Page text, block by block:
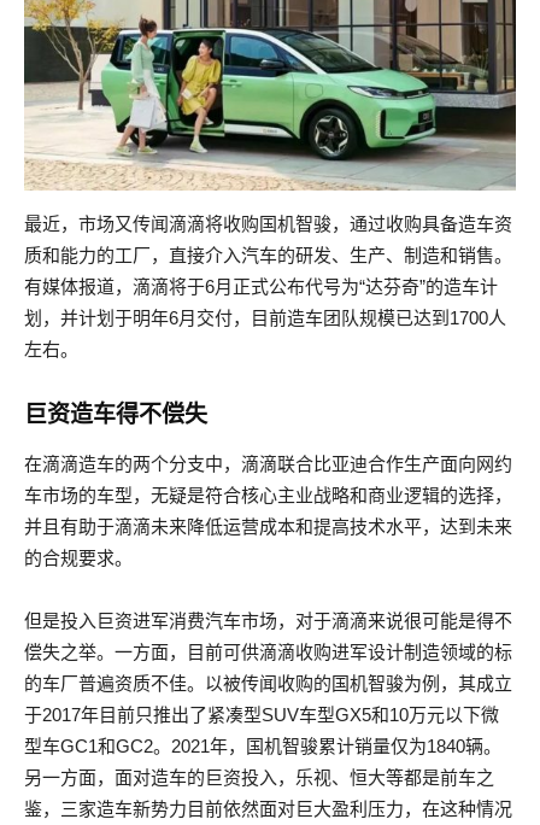
最近，市场又传闻滴滴将收购国机智骏，通过收购具备造车资
质和能力的工厂，直接介入汽车的研发、生产、制造和销售。
有媒体报道，滴滴将于6月正式公布代号为“达芬奇”的造车计
划，并计划于明年6月交付，目前造车团队规模已达到1700人
左右。
巨资造车得不偿失
在滴滴造车的两个分支中，滴滴联合比亚迪合作生产面向网约
车市场的车型，无疑是符合核心主业战略和商业逻辑的选择，
并且有助于滴滴未来降低运营成本和提高技术水平，达到未来
的合规要求。
但是投入巨资进军消费汽车市场，对于滴滴来说很可能是得不
偿失之举。一方面，目前可供滴滴收购进军设计制造领域的标
的车厂普遍资质不佳。以被传闻收购的国机智骏为例，其成立
于2017年目前只推出了紧凑型SUV车型GX5和10万元以下微
型车GC1和GC2。2021年，国机智骏累计销量仅为1840辆。
另一方面，面对造车的巨资投入，乐视、恒大等都是前车之
鉴，三家造车新势力目前依然面对巨大盈利压力，在这种情况